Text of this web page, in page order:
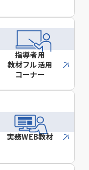
指導者用
教材フル活用
コーナー
実務WEB教材